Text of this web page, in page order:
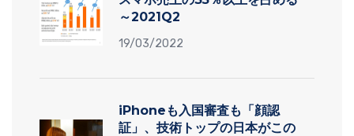
～2021Q2
19/03/2022
iPhoneも入国審査も「顔認
証」、技術トップの日本がこの